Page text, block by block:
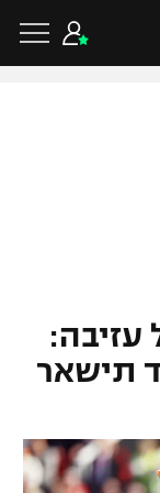
עזיבה:
תישאר